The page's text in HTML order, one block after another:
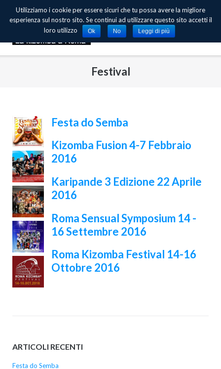
Festival
Festa do Semba
Kizomba Fusion 4-7 Febbraio
2016
Karipande 3 Edizione 22 Aprile
2016
Roma Sensual Symposium 14 -
16 Settembre 2016
Roma Kizomba Festival 14-16
Ottobre 2016
ARTICOLI RECENTI
Festa do Semba
Utilizziamo i cookie per essere sicuri che tu possa avere la migliore
esperienza sul nostro sito. Se continui ad utilizzare questo sito accetti il
loro utilizzo
Ok No Leggi di più